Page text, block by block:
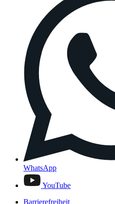
WhatsApp
YouTube
Barrierefreiheit